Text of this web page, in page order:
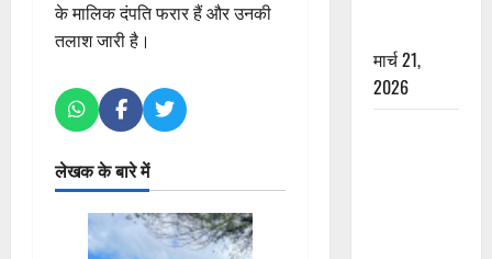
के मालिक दंपति फरार हैं और उनकी
तलाश जारी है।
लेखक के बारे में
मार्च 21,
2026